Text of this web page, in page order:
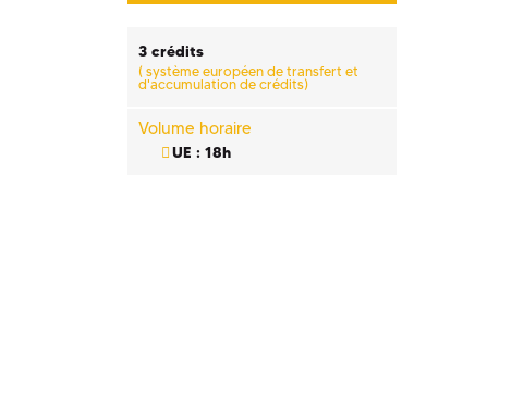
3 crédits
(système européen de transfert et
d'accumulation de crédits)
Volume horaire
UE : 18h